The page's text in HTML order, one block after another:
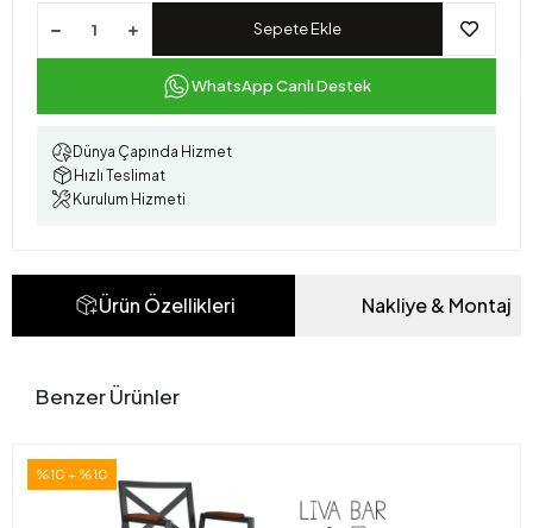
Sepete Ekle
WhatsApp Canlı Destek
Dünya Çapında Hizmet
Hızlı Teslimat
Kurulum Hizmeti
Ürün Özellikleri Nakliye & Montaj
Benzer Ürünler
%10 + %10